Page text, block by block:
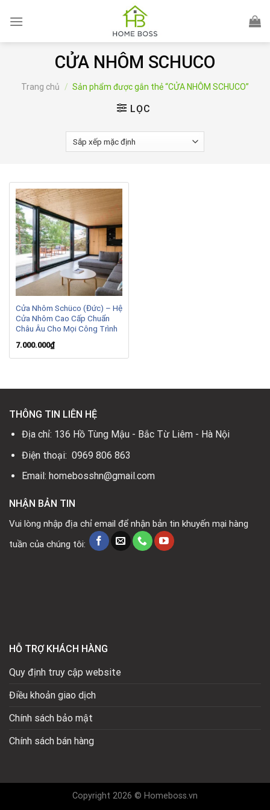
CỬA NHÔM SCHUCO
Trang chủ / Sản phẩm được gắn thẻ “CỬA NHÔM SCHUCO”
LỌC
Cửa Nhôm Schüco (Đức) – Hệ
Cửa Nhôm Cao Cấp Chuẩn
Châu Âu Cho Mọi Công Trình
7.000.000₫
THÔNG TIN LIÊN HỆ
Địa chỉ: 136 Hồ Tùng Mậu - Bắc Từ Liêm - Hà Nội
Điện thoại: 0969 806 863
Email: homebosshn@gmail.com
NHẬN BẢN TIN
Vui lòng nhập địa chỉ email để nhận bản tin khuyến mại hàng
tuần của chúng tôi:
HỖ TRỢ KHÁCH HÀNG
Quy định truy cập website
Điều khoản giao dịch
Chính sách bảo mật
Chính sách bán hàng
Copyright 2026 © Homeboss.vn